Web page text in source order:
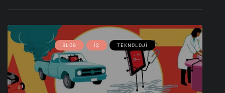
BLOG İŞ TEKNOLOJI